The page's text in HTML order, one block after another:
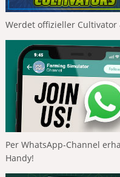
Werdet offizieller
Per WhatsApp-Channel
Handy!